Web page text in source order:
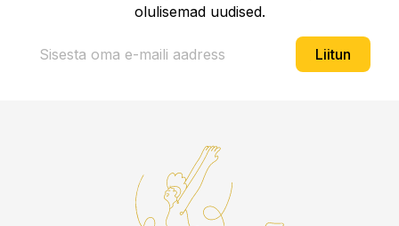
olulisemad uudised.
Liitun